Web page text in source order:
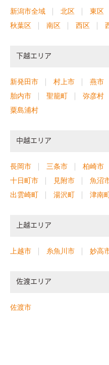
新潟市全域 北区 東区
秋葉区
南区 西区
下越エリア
新発田市 村上市 燕市
胎内市
聖籠町 弥彦村
粟島浦村
中越エリア
長岡市 三条市 柏崎市
十日町市
見附市 魚沼
出雲崎町
湯沢町 津南
上越エリア
上越市 糸魚川市 妙高
佐渡エリア
佐渡市